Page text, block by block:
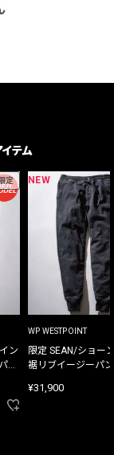
テム
定
ン
ン
NEW
WP WESTPOINT
限定 SEAN/ショー
裾リブイージーパ
¥31,900